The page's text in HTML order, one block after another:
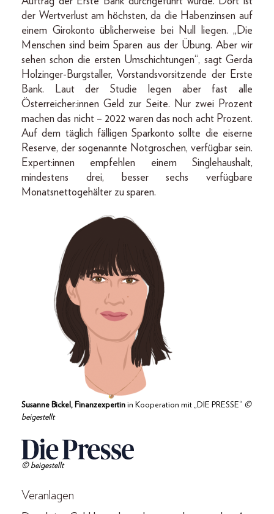
der Wertverlust am höchsten, da die Habenzinsen auf
einem Girokonto üblicherweise bei Null liegen. „Die
Menschen sind beim Sparen aus der Übung. Aber wir
sehen schon die ersten Umschichtungen“, sagt Gerda
Holzinger-Burgstaller, Vorstandsvorsitzende der Erste
Bank. Laut der Studie legen aber fast alle
Österreicher:innen Geld zur Seite. Nur zwei Prozent
machen das nicht – 2022 waren das noch acht Prozent.
Auf dem täglich fälligen Sparkonto sollte die eiserne
Reserve, der sogenannte Notgroschen, verfügbar sein.
Expert:innen empfehlen einem Singlehaushalt,
mindestens drei, besser sechs verfügbare
Monatsnettogehälter zu sparen.
Susanne Bickel, Finanzexpertin in Kooperation mit „DIE PRESSE“ ©
beigestellt
© beigestellt
Veranlagen